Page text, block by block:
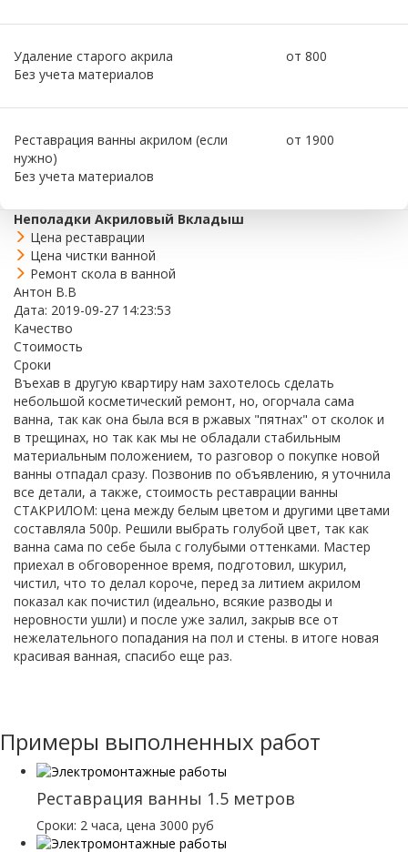
Удаление старого акрила
Без учета материалов
от 800
Реставрация ванны акрилом (если
нужно)
Без учета материалов
от 1900
Неполадки Акриловый Вкладыш
Цена реставрации
Цена чистки ванной
Ремонт скола в ванной
Антон В.В
Дата: 2019-09-27 14:23:53
Качество
Стоимость
Сроки
Въехав в другую квартиру нам захотелось сделать
небольшой косметический ремонт, но, огорчала сама
ванна, так как она была вся в ржавых "пятнах" от сколок и
в трещинах, но так как мы не обладали стабильным
материальным положением, то разговор о покупке новой
ванны отпадал сразу. Позвонив по объявлению, я уточнила
все детали, а также, стоимость реставрации ванны
СТАКРИЛОМ: цена между белым цветом и другими цветами
составляла 500р. Решили выбрать голубой цвет, так как
ванна сама по себе была с голубыми оттенками. Мастер
приехал в обговоренное время, подготовил, шкурил,
чистил, что то делал короче, перед за литием акрилом
показал как почистил (идеально, всякие разводы и
неровности ушли) и после уже залил, закрыв все от
нежелательного попадания на пол и стены. в итоге новая
красивая ванная, спасибо еще раз.
Примеры выполненных работ
Реставрация ванны 1.5 метров
Сроки: 2 часа, цена 3000 руб